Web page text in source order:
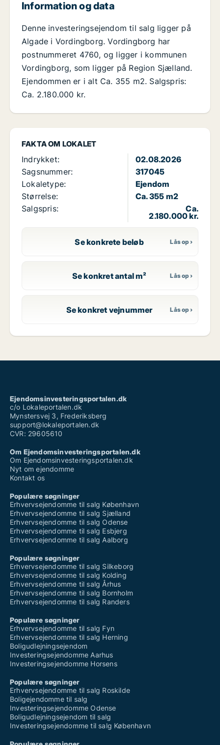
FAKTA OM LOKALET
Indrykket:
02.08.2026
Sagsnummer:
317045
Lokaletype:
Ejendom
Størrelse:
Ca. 355 m2
Salgspris:
Ca.
2.180.000 kr.
Se konkrete beløb
Se konkret antal m²
Se konkret vejnummer
Information og data
Denne investeringsejendom til salg ligger på
Algade i Vordingborg. Vordingborg har
postnummeret 4760, og ligger i kommunen
Vordingborg, som ligger på Region Sjælland.
Ejendommen er i alt Ca. 355 m2. Salgspris:
Ca. 2.180.000 kr.
Ejendomsinvesteringsportalen.dk
c/o Lokaleportalen.dk
Mynstersvej 3, Frederiksberg
support@lokaleportalen.dk
CVR: 29605610
Om Ejendomsinvesteringsportalen.dk
Om Ejendomsinvesteringsportalen.dk
Nyt om ejendomme
Kontakt os
Populære søgninger
Erhvervsejendomme til salg København
Erhvervsejendomme til salg Sjælland
Erhvervsejendomme til salg Odense
Erhvervsejendomme til salg Esbjerg
Erhvervsejendomme til salg Aalborg
Populære søgninger
Erhvervsejendomme til salg Silkeborg
Erhvervsejendomme til salg Kolding
Erhvervsejendomme til salg Århus
Erhvervsejendomme til salg Bornholm
Erhvervsejendomme til salg Randers
Populære søgninger
Erhvervsejendomme til salg Fyn
Erhvervsejendomme til salg Herning
Boligudlejningsejendom
Investeringsejendomme Aarhus
Investeringsejendomme Horsens
Populære søgninger
Erhvervsejendomme til salg Roskilde
Boligejendomme til salg
Investeringsejendomme Odense
Boligudlejningsejendom til salg
Investeringsejendomme til salg København